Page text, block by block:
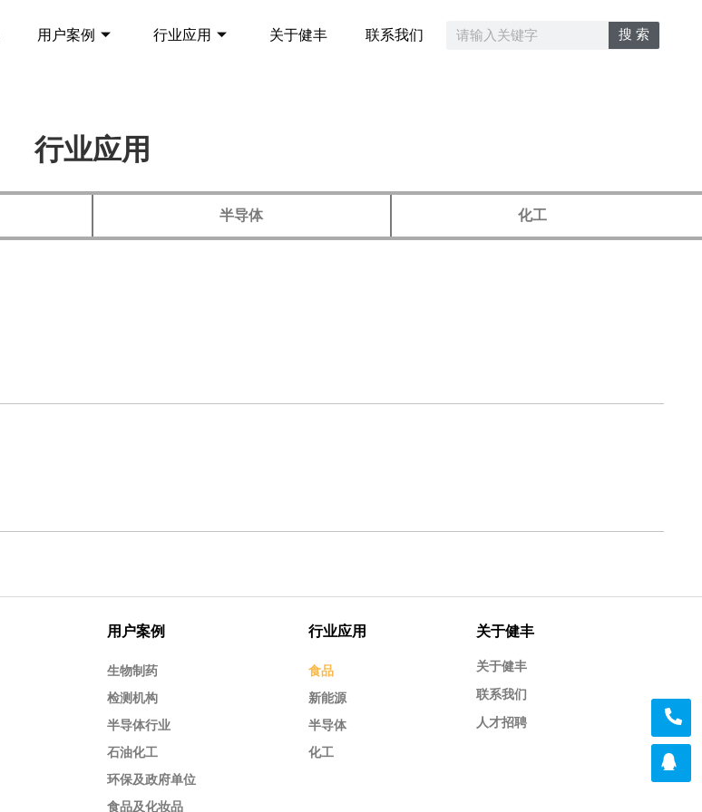
用户案例 行业应用 关于健丰 联系我们 搜 索
行业应用
半导体 化工
用户案例
生物制药
检测机构
半导体行业
石油化工
环保及政府单位
食品及化妆品
行业应用
食品
新能源
半导体
化工
关于健丰
关于健丰
联系我们
人才招聘